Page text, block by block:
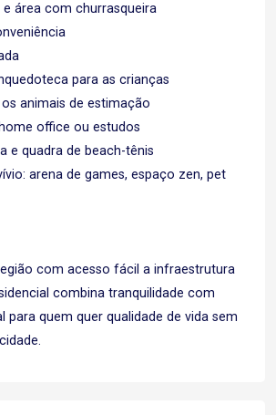
área com churrasqueira
para as crianças
animais de estimação
office ou estudos
e quadra de beach-tênis
arena de games, espaço zen, pet
com acesso fácil a infraestrutura
combina tranquilidade com
para quem quer qualidade de vida sem